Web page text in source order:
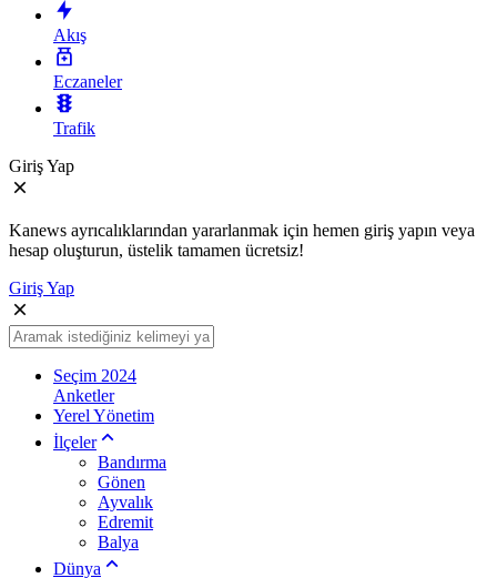
Akış
Eczaneler
Trafik
Giriş Yap
Kanews ayrıcalıklarından yararlanmak için hemen giriş yapın veya
hesap oluşturun, üstelik tamamen ücretsiz!
Giriş Yap
Seçim 2024
Anketler
Yerel Yönetim
İlçeler
Bandırma
Gönen
Ayvalık
Edremit
Balya
Dünya